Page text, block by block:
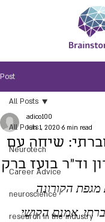
Post
All Posts
Neurotech
Career Advice
neuroscience
research in the industry
All Posts
שיחה עם
וד"ר בועז ברק
adico100
Jun 1, 2020 6 min read
הקורונה
אמנם הקושי